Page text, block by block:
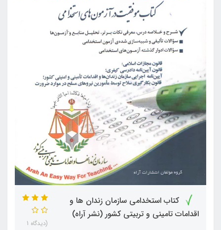
کتاب استخدامی سازمان زندان ها و
اقدامات تامینی و تربیتی کشور (نشر آراه)
(دیدگاه 1